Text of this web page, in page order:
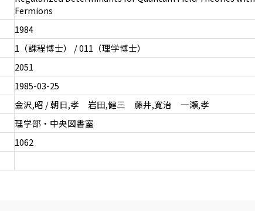
Fermions
1984
1（課程博士） / 011（理学博士）
2051
1985-03-25
金沢,昭 / 朝日,孝 岩田,健三 藤井,寛治 一瀬,孝
理学部・中央図書室
1062